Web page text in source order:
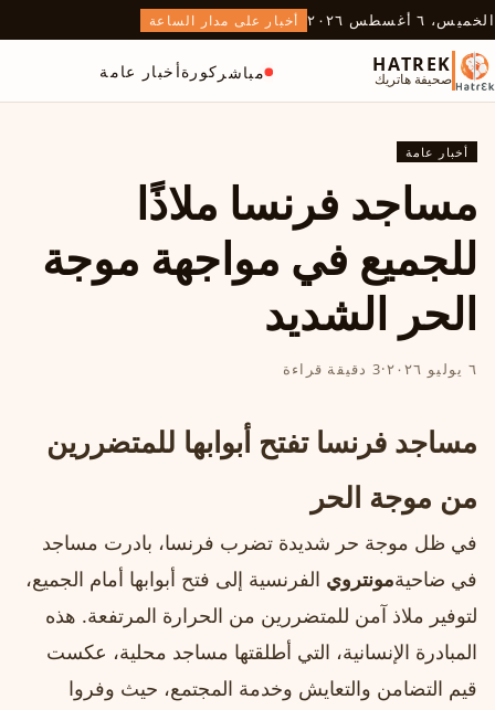
الخميس، ٦ أغسطس ٢٠٢٦ أخبار على مدار الساعة
HATREK
صحيفة هاتريك مباشر كورةأخبار عامة
أخبار عامة
مساجد فرنسا ملاذًا
للجميع في مواجهة موجة
الحر الشديد
٦ يوليو ٢٠٢٦ ·3 دقيقة قراءة
مساجد فرنسا تفتح أبوابها للمتضررين
من موجة الحر
في ظل موجة حر شديدة تضرب فرنسا، بادرت مساجد
في ضاحيةمونتروي الفرنسية إلى فتح أبوابها أمام الجميع،
لتوفير ملاذ آمن للمتضررين من الحرارة المرتفعة. هذه
المبادرة الإنسانية، التي أطلقتها مساجد محلية، عكست
قيم التضامن والتعايش وخدمة المجتمع، حيث وفروا